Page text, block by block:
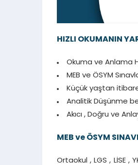
HIZLI OKUMANIN
Okuma ve Anlama
MEB ve ÖSYM
Küçük yaştan
Analitik Düşünme
Akıcı , Doğru ve
MEB ve ÖSYM
Ortaokul , LGS , LİSE ,